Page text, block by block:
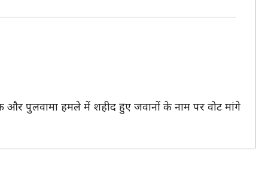
और पुलवामा हमले में शहीद हुए जवानों के नाम पर वोट मांगे